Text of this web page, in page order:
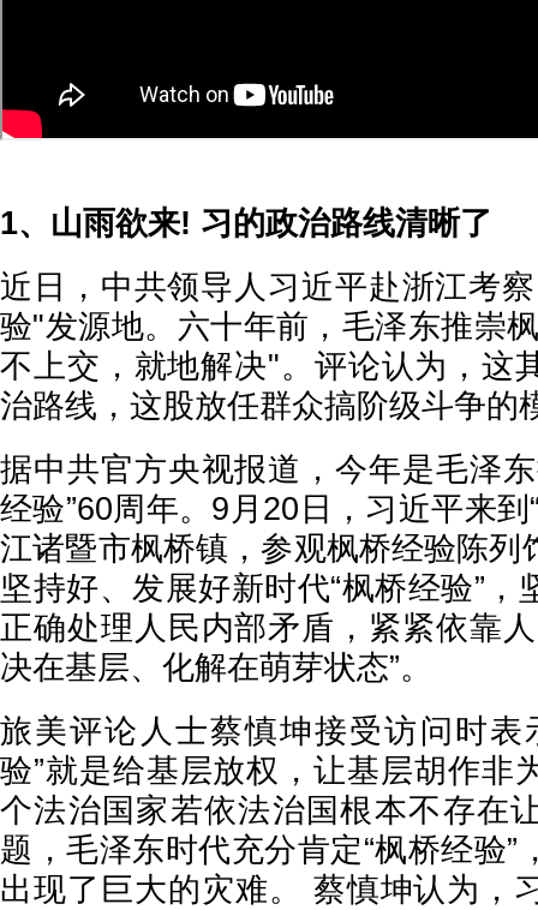
1、山雨欲来! 习的政治路线清晰了
近日，中共领导人习近平赴浙江考
验"发源地。六十年前，毛泽东推崇
不上交，就地解决"。评论认为，这
治路线，这股放任群众搞阶级斗争的
据中共官方央视报道，今年是毛泽
经验”60周年。9月20日，习近平来到
江诸暨市枫桥镇，参观枫桥经验陈列
坚持好、发展好新时代“枫桥经验”，
正确处理人民内部矛盾，紧紧依靠
决在基层、化解在萌芽状态”。
旅美评论人士蔡慎坤接受访问时表
验”就是给基层放权，让基层胡作非
个法治国家若依法治国根本不存在
题，毛泽东时代充分肯定“枫桥经验”
出现了巨大的灾难。 蔡慎坤认为，